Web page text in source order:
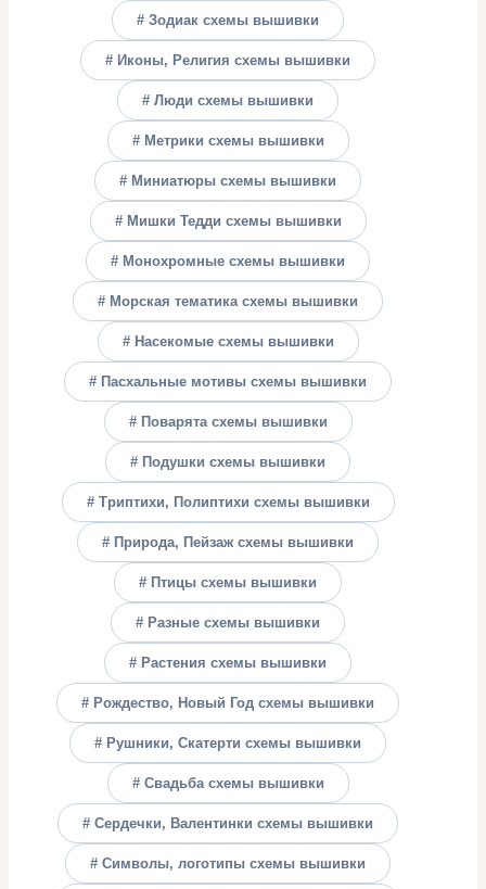
# Зодиак схемы вышивки
# Иконы, Религия схемы вышивки
# Люди схемы вышивки
# Метрики схемы вышивки
# Миниатюры схемы вышивки
# Мишки Тедди схемы вышивки
# Монохромные схемы вышивки
# Морская тематика схемы вышивки
# Насекомые схемы вышивки
# Пасхальные мотивы схемы вышивки
# Поварята схемы вышивки
# Подушки схемы вышивки
# Триптихи, Полиптихи схемы вышивки
# Природа, Пейзаж схемы вышивки
# Птицы схемы вышивки
# Разные схемы вышивки
# Растения схемы вышивки
# Рождество, Новый Год схемы вышивки
# Рушники, Скатерти схемы вышивки
# Свадьба схемы вышивки
# Сердечки, Валентинки схемы вышивки
# Символы, логотипы схемы вышивки